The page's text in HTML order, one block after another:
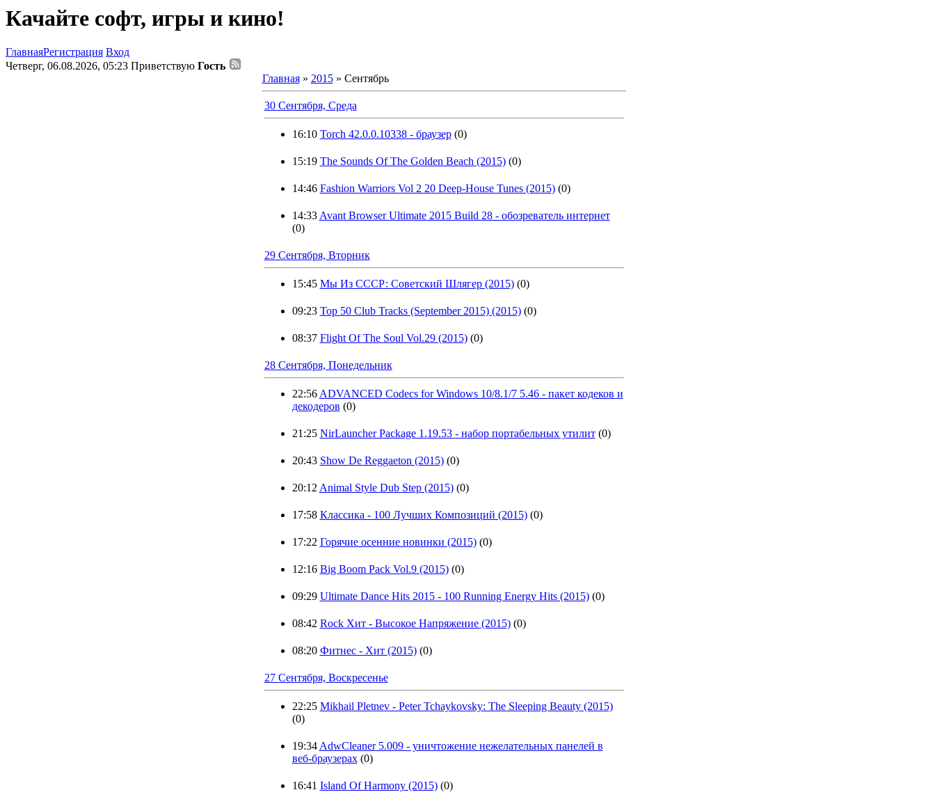
Качайте софт, игры и кино!
ГлавнаяРегистрация Вход
Четверг, 06.08.2026, 05:23 Приветствую Гость
Главная» 2015 » Сентябрь
30 Сентября, Среда
16:10 Torch 42.0.0.10338 - браузер (0)
15:19 The Sounds Of The Golden Beach (2015) (0)
14:46 Fashion Warriors Vol 2 20 Deep-House Tunes (2015) (0)
14:33 Avant Browser Ultimate 2015 Build 28 - обозреватель интернет
(0)
29 Сентября, Вторник
15:45 Мы Из СССР: Советский Шлягер (2015) (0)
09:23 Top 50 Club Tracks (September 2015) (2015) (0)
08:37 Flight Of The Soul Vol.29 (2015) (0)
28 Сентября, Понедельник
22:56 ADVANCED Codecs for Windows 10/8.1/7 5.46 - пакет кодеков и
декодеров (0)
21:25 NirLauncher Package 1.19.53 - набор портабельных утилит (0)
20:43 Show De Reggaeton (2015) (0)
20:12 Animal Style Dub Step (2015) (0)
17:58 Классика - 100 Лучших Композиций (2015) (0)
17:22 Горячие осенние новинки (2015) (0)
12:16 Big Boom Pack Vol.9 (2015) (0)
09:29 Ultimate Dance Hits 2015 - 100 Running Energy Hits (2015) (0)
08:42 Rock Хит - Высокое Напряжение (2015) (0)
08:20 Фитнес - Хит (2015) (0)
27 Сентября, Воскресенье
22:25 Mikhail Pletnev - Peter Tchaykovsky: The Sleeping Beauty (2015)
(0)
19:34 AdwCleaner 5.009 - уничтожение нежелательных панелей в
веб-браузерах (0)
16:41 Island Of Harmony (2015) (0)